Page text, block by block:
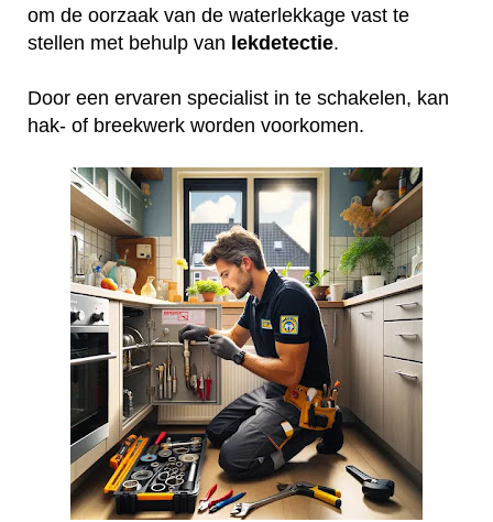
om de oorzaak van de waterlekkage vast te
stellen met behulp van lekdetectie.
Door een ervaren specialist in te schakelen, kan
hak- of breekwerk worden voorkomen.